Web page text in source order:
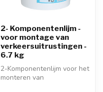
2- Komponentenlijm -
voor montage van
verkeersuitrustingen -
6.7 kg
2-Komponentenlijm voor het
monteren van